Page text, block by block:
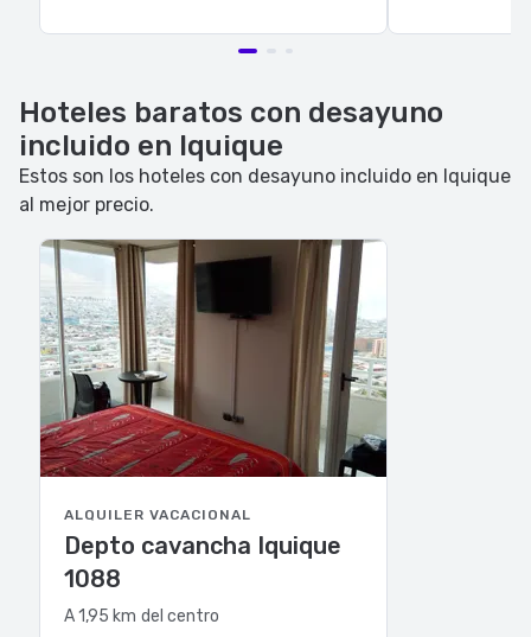
Hoteles baratos con desayuno
incluido en Iquique
Estos son los hoteles con desayuno incluido en Iquique
al mejor precio.
ALQUILER VACACIONAL
Depto cavancha Iquique
1088
A 1,95 km del centro